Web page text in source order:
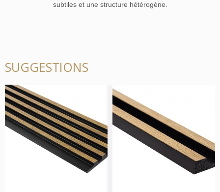
subtiles et une structure hétérogène
SUGGESTIONS